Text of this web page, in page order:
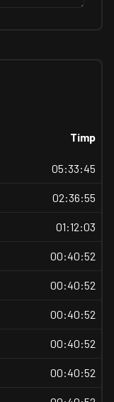
Timp
05:33:45
02:36:55
01:12:03
00:40:52
00:40:52
00:40:52
00:40:52
00:40:52